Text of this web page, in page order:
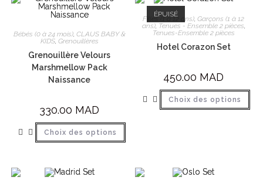
Bébés (0 à 24 mois), CLAUS BABY &
KIDS, Grenouillères
Grenouillère Velours
Marshmellow Pack
Naissance
330.00 MAD
Choix des options
ÉPUISÉ
Filles (1 à 12 ans),Garçons (1 à 12
ans), Tenues - Ensemble 2 pièces,
Tenues-Ensemble 2 pièces
Hotel Corazon Set
450.00 MAD
Choix des options